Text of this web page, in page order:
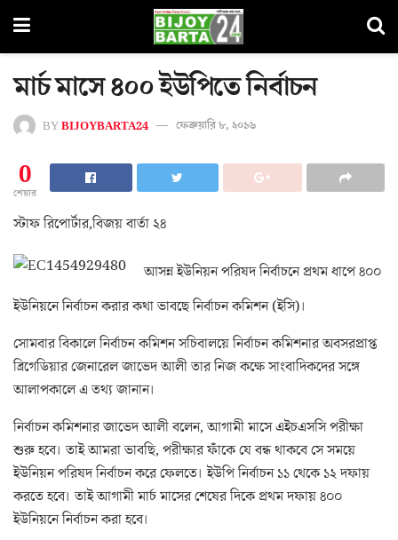
মার্চ মাসে ৪০০ ইউপিতে নির্বাচন
BYBIJOYBARTA24 ফেব্রুয়ারি ৮, ২০১৬
0
শেয়ার
স্টাফ রিপোর্টার,বিজয় বার্তা ২৪
আসন্ন ইউনিয়ন পরিষদ নির্বাচনে প্রথম ধাপে ৪০০
ইউনিয়নে নির্বাচন করার কথা ভাবছে নির্বাচন কমিশন (ইসি)।
সোমবার বিকালে নির্বাচন কমিশন সচিবালয়ে নির্বাচন কমিশনার অবসরপ্রাপ্ত
ব্রিগেডিয়ার জেনারেল জাভেদ আলী তার নিজ কক্ষে সাংবাদিকদের সঙ্গে
আলাপকালে এ তথ্য জানান।
নির্বাচন কমিশনার জাভেদ আলী বলেন, আগামী মাসে এইচএসসি পরীক্ষা
শুরু হবে। তাই আমরা ভাবছি, পরীক্ষার ফাঁকে যে বন্ধ থাকবে সে সময়ে
ইউনিয়ন পরিষদ নির্বাচন করে ফেলতে। ইউপি নির্বাচন ১১ থেকে ১২ দফায়
করতে হবে। তাই আগামী মার্চ মাসের শেষের দিকে প্রথম দফায় ৪০০
ইউনিয়নে নির্বাচন করা হবে।